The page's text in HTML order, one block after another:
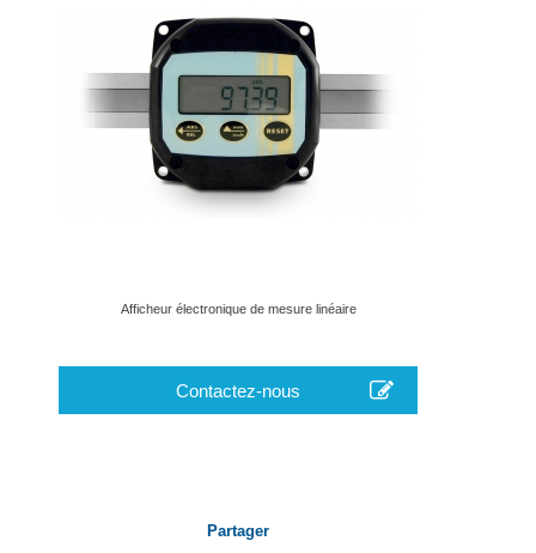
Afficheur électronique de mesure linéaire
Contactez-nous
Partager